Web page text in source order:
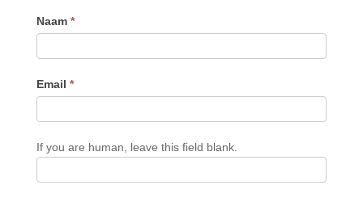
Nieuwsbrief
Naam *
Email *
If you are human, leave this field blank.